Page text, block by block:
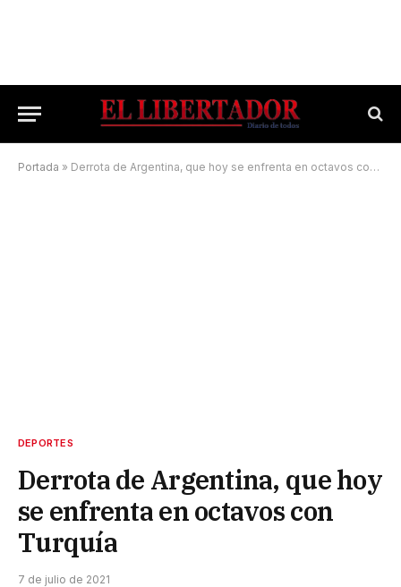
Portada » Derrota de Argentina, que hoy se enfrenta en octavos con Turquía
DEPORTES
Derrota de Argentina, que hoy
se enfrenta en octavos con
Turquía
7 de julio de 2021